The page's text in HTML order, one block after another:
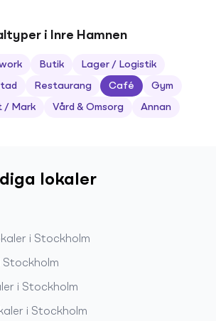
i Inre Hamnen
Butik Lager / Logistik
Restaurang Café Gym
/ Mark Vård & Omsorg Annan
lokaler
i Stockholm
Stockholm
i Stockholm
i Stockholm